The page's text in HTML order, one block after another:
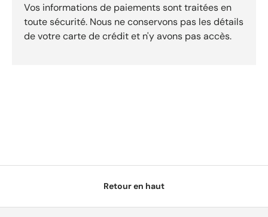
Vos informations de paiements sont traitées en
toute sécurité. Nous ne conservons pas les détails
de votre carte de crédit et n'y avons pas accès.
Retour en haut